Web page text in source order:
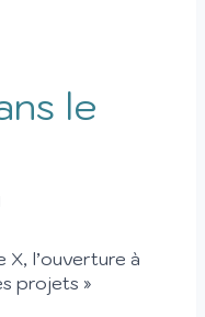
le
X, l’ouverture à
projets »